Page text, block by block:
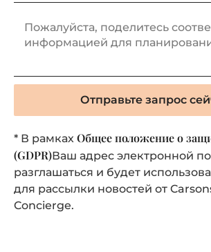
Отправьте запрос
* В рамках Общее положение о
(GDPR)Ваш адрес электронной
разглашаться и будет
для рассылки новостей от
Concierge.